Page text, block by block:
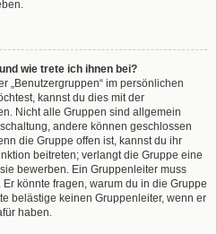
wie trete ich ihnen bei?
„Benutzergruppen“ im persönlichen
kannst du dies mit der
Nicht alle Gruppen sind allgemein
andere können geschlossen
die Gruppe offen ist, kannst du ihr
beitreten; verlangt die Gruppe eine
bewerben. Ein Gruppenleiter muss
könnte fragen, warum du in die Gruppe
belästige keinen Gruppenleiter, wenn er
haben.